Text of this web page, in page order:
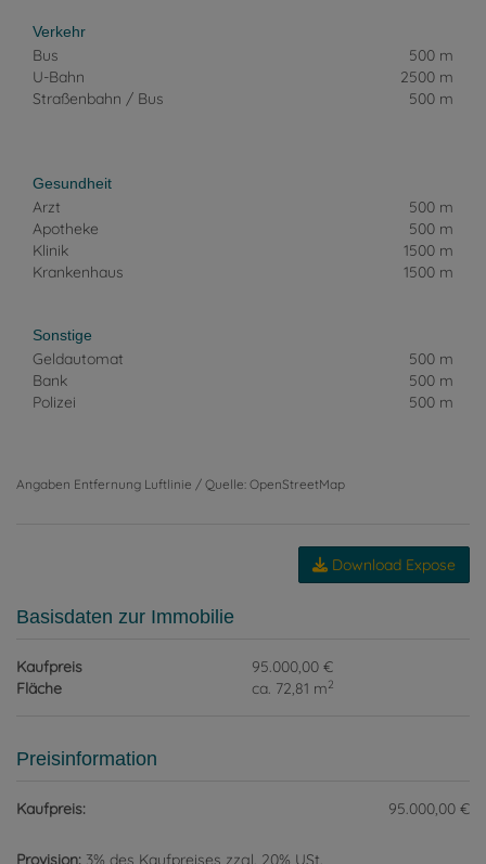
Verkehr
Bus
500 m
U-Bahn
2500 m
Straßenbahn / Bus
500 m
Gesundheit
Arzt
500 m
Apotheke
500 m
Klinik
1500 m
Krankenhaus
1500 m
Sonstige
Geldautomat
500 m
Bank
500 m
Polizei
500 m
Angaben Entfernung Luftlinie / Quelle: OpenStreetMap
Download Expose
Basisdaten zur Immobilie
Kaufpreis
95.000,00 €
Fläche
ca. 72,81 m2
Preisinformation
Kaufpreis: 95.000,00 €